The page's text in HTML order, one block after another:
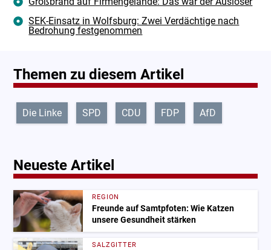
SEK-Einsatz in Wolfsburg: Zwei Verdächtige nach
Bedrohung festgenommen
Themen zu diesem Artikel
Die Linke SPD CDU FDP AfD
Neueste Artikel
REGION
Freunde auf Samtpfoten: Wie Katzen
unsere Gesundheit stärken
SALZGITTER